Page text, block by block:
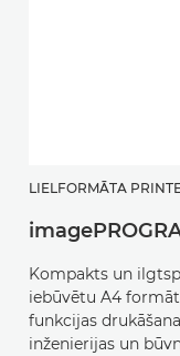
LIELFORMĀTA
Kompakts un
iebūvētu A4
funkcijas
inženierijas un